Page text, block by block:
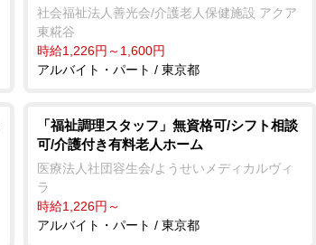
社会福祉法人善光会/介護老人保健施設 アクア
東糀谷
時給1,226円～1,600円
アルバイト・パート / 東京都
「福祉調理スタッフ」無資格可/シフト相談
可/介護付き有料老人ホーム
医療法人社団容生会/ようせいメディカルヴィ
ラ
時給1,226円～
アルバイト・パート / 東京都